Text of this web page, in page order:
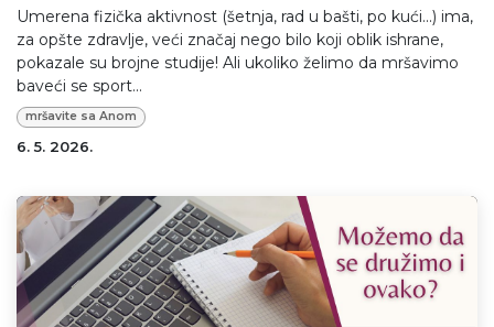
Umerena fizička aktivnost (šetnja, rad u bašti, po kući...) ima,
za opšte zdravlje, veći značaj nego bilo koji oblik ishrane,
pokazale su brojne studije! Ali ukoliko želimo da mršavimo
baveći se sport...
mršavite sa Anom
6. 5. 2026.